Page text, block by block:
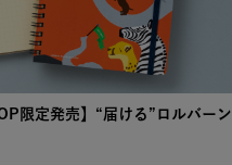
限定発売】“届ける”ロルバーン